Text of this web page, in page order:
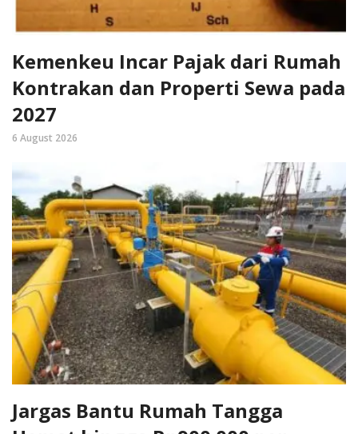
Kemenkeu Incar Pajak dari Rumah
Kontrakan dan Properti Sewa pada
2027
6 August 2026
Jargas Bantu Rumah Tangga